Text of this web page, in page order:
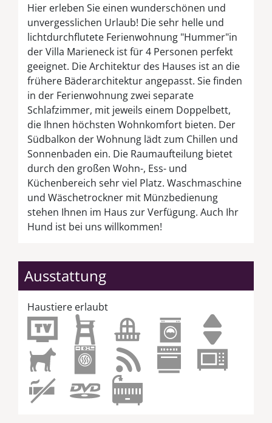
Hier erleben Sie einen wunderschönen und
unvergesslichen Urlaub! Die sehr helle und
lichtdurchflutete Ferienwohnung "Hummer"in
der Villa Marieneck ist für 4 Personen perfekt
geeignet. Die Architektur des Hauses ist an die
frühere Bäderarchitektur angepasst. Sie finden
in der Ferienwohnung zwei separate
Schlafzimmer, mit jeweils einem Doppelbett,
die Ihnen höchsten Wohnkomfort bieten. Der
Südbalkon der Wohnung lädt zum Chillen und
Sonnenbaden ein. Die Raumaufteilung bietet
durch den großen Wohn-, Ess- und
Küchenbereich sehr viel Platz. Waschmaschine
und Wäschetrockner mit Münzbedienung
stehen Ihnen im Haus zur Verfügung. Auch Ihr
Hund ist bei uns willkommen!
Ausstattung
Haustiere erlaubt